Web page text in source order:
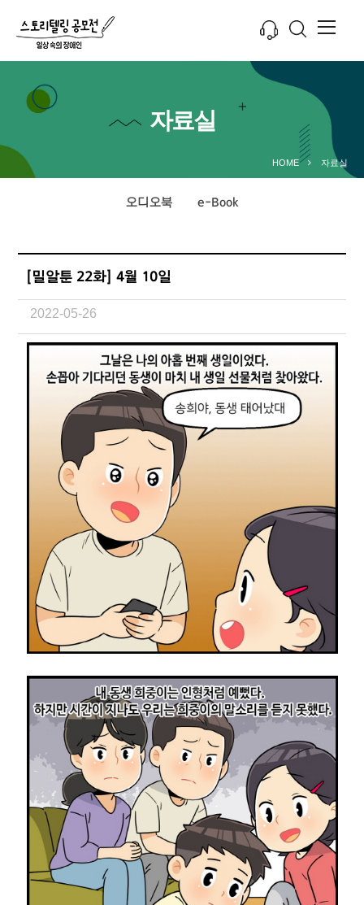
자료실
HOME 자료실
오디오북 e-Book
[밀알툰 22화] 4월 10일
2022-05-26